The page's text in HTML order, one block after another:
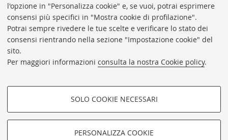
l'opzione in "Personalizza cookie" e, se vuoi, potrai esprimere
consensi più specifici in "Mostra cookie di profilazione".
Potrai sempre rivedere le tue scelte e verificare lo stato dei
consensi rientrando nella sezione "Impostazione cookie" del
sito.
Per maggiori informazioni consulta la nostra Cookie policy.
COOKIE DI PROFILAZIONE -
FACOLTATIVI
SOLO COOKIE NECESSARI
PERSONALIZZA COOKIE
bub.info@unibo.it
bub.biblioteca@pec.unibo.it
Dove siamo
Orario dei servizi
Helpdesk
Rubrica di Ateneo
Privacy e note legali